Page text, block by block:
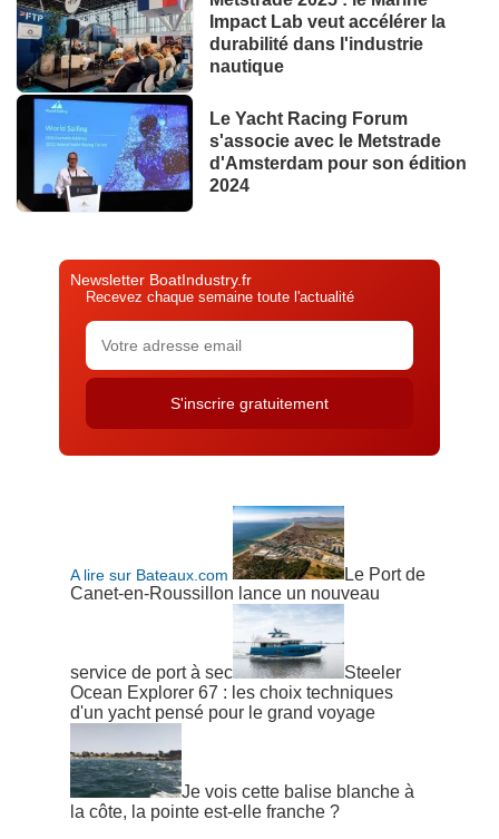
Impact Lab veut accélérer la
durabilité dans l'industrie
nautique
Le Yacht Racing Forum
s'associe avec le Metstrade
d'Amsterdam pour son édition
2024
Newsletter BoatIndustry.fr
Recevez chaque semaine toute l'actualité
A lire sur Bateaux.com
Le Port de
Canet-en-Roussillon lance un nouveau
service de port à sec
Steeler
Ocean Explorer 67 : les choix techniques
d'un yacht pensé pour le grand voyage
Je vois cette balise blanche à
la côte, la pointe est-elle franche ?